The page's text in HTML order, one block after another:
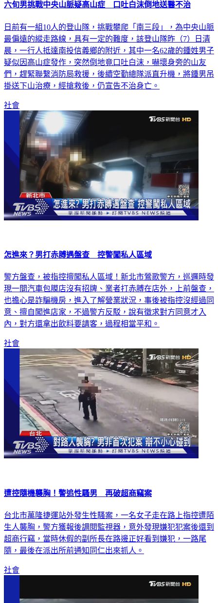
六旬男挑戰中央山脈疑高山症 口吐白沫倒地送醫不治
日前有一組10人的登山隊，挑戰攀爬「南三段」，為中央山脈
最偏遠的縱走路線，具有一定的難度，該登山隊昨（7）日清
晨，一行人抵達南投信義鄉的附近，其中一名62歲的鍾姓男子
疑似因高山症發作，突然倒地竟口吐白沫，嚇壞身旁的山友
們，趕緊聯繫消防局救援，後續空勤總隊派直升機，將鍾男吊
掛送下山治療，經搶救後，仍宣告不治身亡。
社會
怎進來？男打赤膊遇盤查 控警闖私人區域
警方盤查，被指控擅闖私人區域！新北市鶯歌警方，巡邏時發
現一間汽車包膜店沒有招牌、業者打赤膊在店外，上前盤查，
也擔心是詐騙機房，進入了解營業狀況，事後被指控沒經過同
意、擅自闖進店家，不過警方反駁，說有徵求對方同意才入
內，對方還拿出飲料要請客，過程相當平和。
社會
遭控隨機襲胸！警追性騷男 再破超商竊案
台北市萬隆捷運站外發生性騷案，一名女子走在路上指控遭陌
生人襲胸，警方獲報後調閱監視器，意外發現嫌犯犯案後還到
超商行竊，當時休假的副所長在路邊正好看到嫌犯，一路尾
隨，最後在派出所前通知同仁出來抓人。
社會